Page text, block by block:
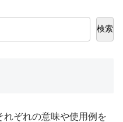
検索
れぞれの意味や使用例を